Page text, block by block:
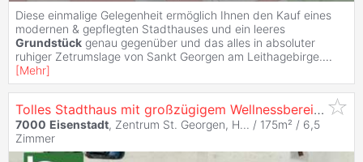
Diese einmalige Gelegenheit ermöglich Ihnen den Kauf eines
modernen & gepflegten Stadthauses und ein leeres
Grundstück genau gegenüber und das alles in absoluter
ruhiger Zetrumslage von Sankt Georgen am Leithagebirge....
[Mehr]
Tolles Stadthaus mit großzügigem Wellnessbereich ... alles neuwertig & am neuesten Stand der Technik! (zusätzliches Büro/Lager mit ca. 120m²)
7000 Eisenstadt, Zentrum St. Georgen, H... / 175m² / 6,5
Zimmer